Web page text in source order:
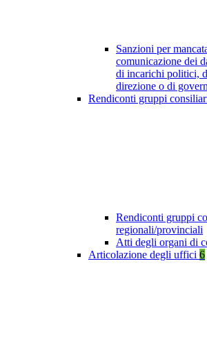
Sanzioni per
comunicazione dei
di incarichi politici,
direzione o di
Rendiconti gruppi
Rendiconti gruppi
regionali/provinciali
Atti degli organi di
Articolazione degli uffici 6